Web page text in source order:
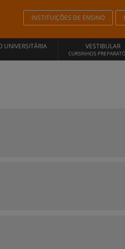
INSTITUIÇÕES DE ENSINO
UNIVERSITÁRIA VESTIBULAR
CURSINHOS